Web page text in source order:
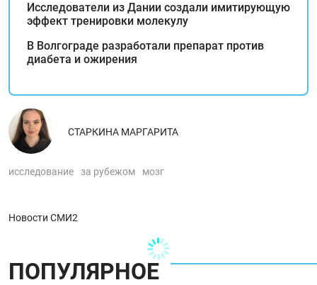
Исследователи из Дании создали имитирующую
эффект тренировки молекулу
В Волгограде разработали препарат против
диабета и ожирения
СТАРКИНА МАРГАРИТА
исследование за рубежом мозг
Новости СМИ2
ПОПУЛЯРНОЕ